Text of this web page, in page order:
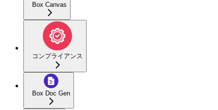
Box Canvas
コンプライアンス
Box Doc Gen